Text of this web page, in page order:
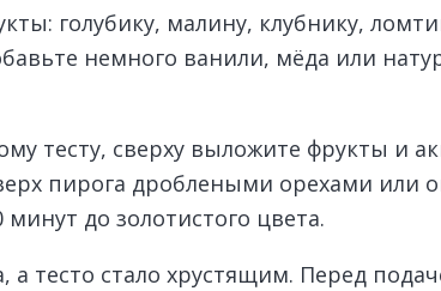
голубику, малину, клубнику,
немного ванили, мёда или
тесту, сверху выложите фрукты и
пирога дроблеными орехами или
до золотистого цвета.
тесто стало хрустящим. Перед